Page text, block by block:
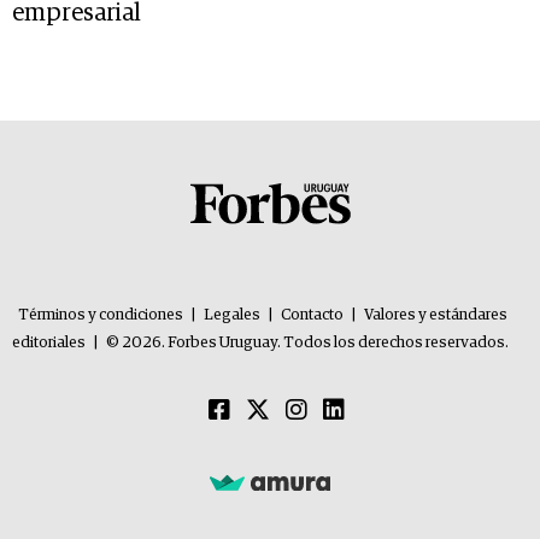
empresarial
Términos y condiciones Legales Contacto
Valores y estándares
editoriales
© 2026. Forbes Uruguay. Todos los derechos reservados.